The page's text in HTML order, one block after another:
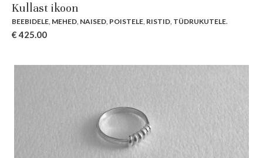
Kullast ikoon
BEEBIDELE, MEHED, NAISED, POISTELE, RISTID, TÜDRUKUTELE.
€425.00